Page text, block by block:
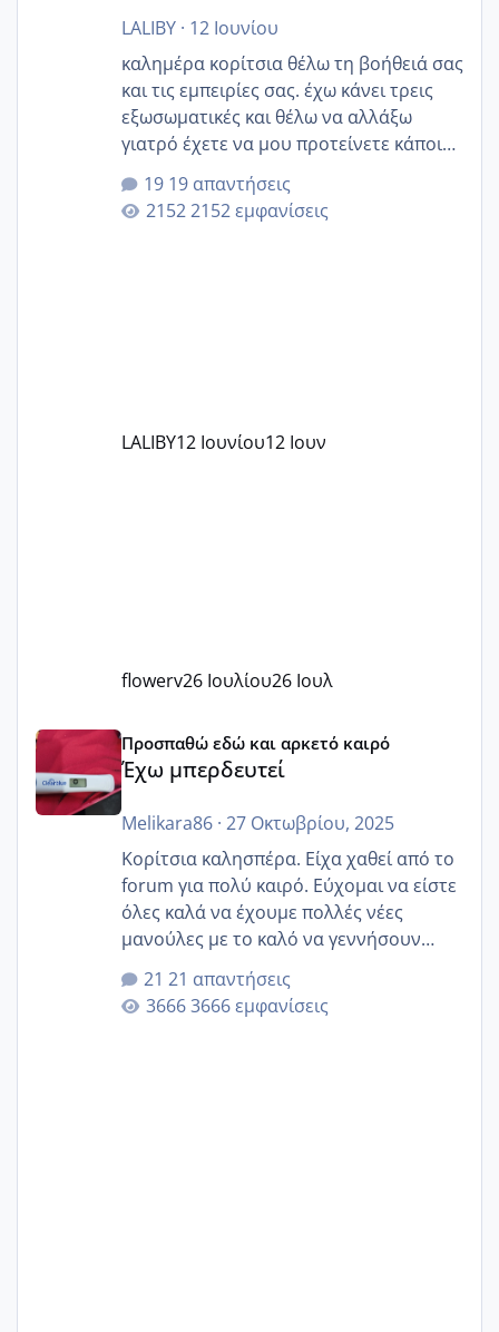
LALIBY· 12 Ιουνίου
καλημέρα κορίτσια θέλω τη βοήθειά σας
και τις εμπειρίες σας. έχω κάνει τρεις
εξωσωματικές και θέλω να αλλάξω
γιατρό έχετε να μου προτείνετε κάποιον
που μείνατε ευχαριστημένες και είχατε
επιιτυχία? έκανα στο υγεία με τον
ζερβομανωλάκη (δεν το εψαξε καθόλου
19 απαντήσεις
2152 εμφανίσεις
LALIBY12 Ιουνίου12 Ιουν
flowerv26 Ιουλίου26 Ιουλ
Έχω μπερδευτεί
Προσπαθώ εδώ και αρκετό καιρό
Έχω μπερδευτεί
Melikara86· 27 Οκτωβρίου, 2025
Κορίτσια καλησπέρα. Είχα χαθεί από το
forum για πολύ καιρό. Εύχομαι να είστε
όλες καλά να έχουμε πολλές νέες
μανούλες με το καλό να γεννήσουν
αυτές που ήδη περιμένουν. Να πάρουν
γερα μωράκια στην αγκαλίτσα τους
🙏🏼🙏🏼 Ας πάμε λοιπόν στο θέμα μου.
21 απαντήσεις
3666 εμφανίσεις